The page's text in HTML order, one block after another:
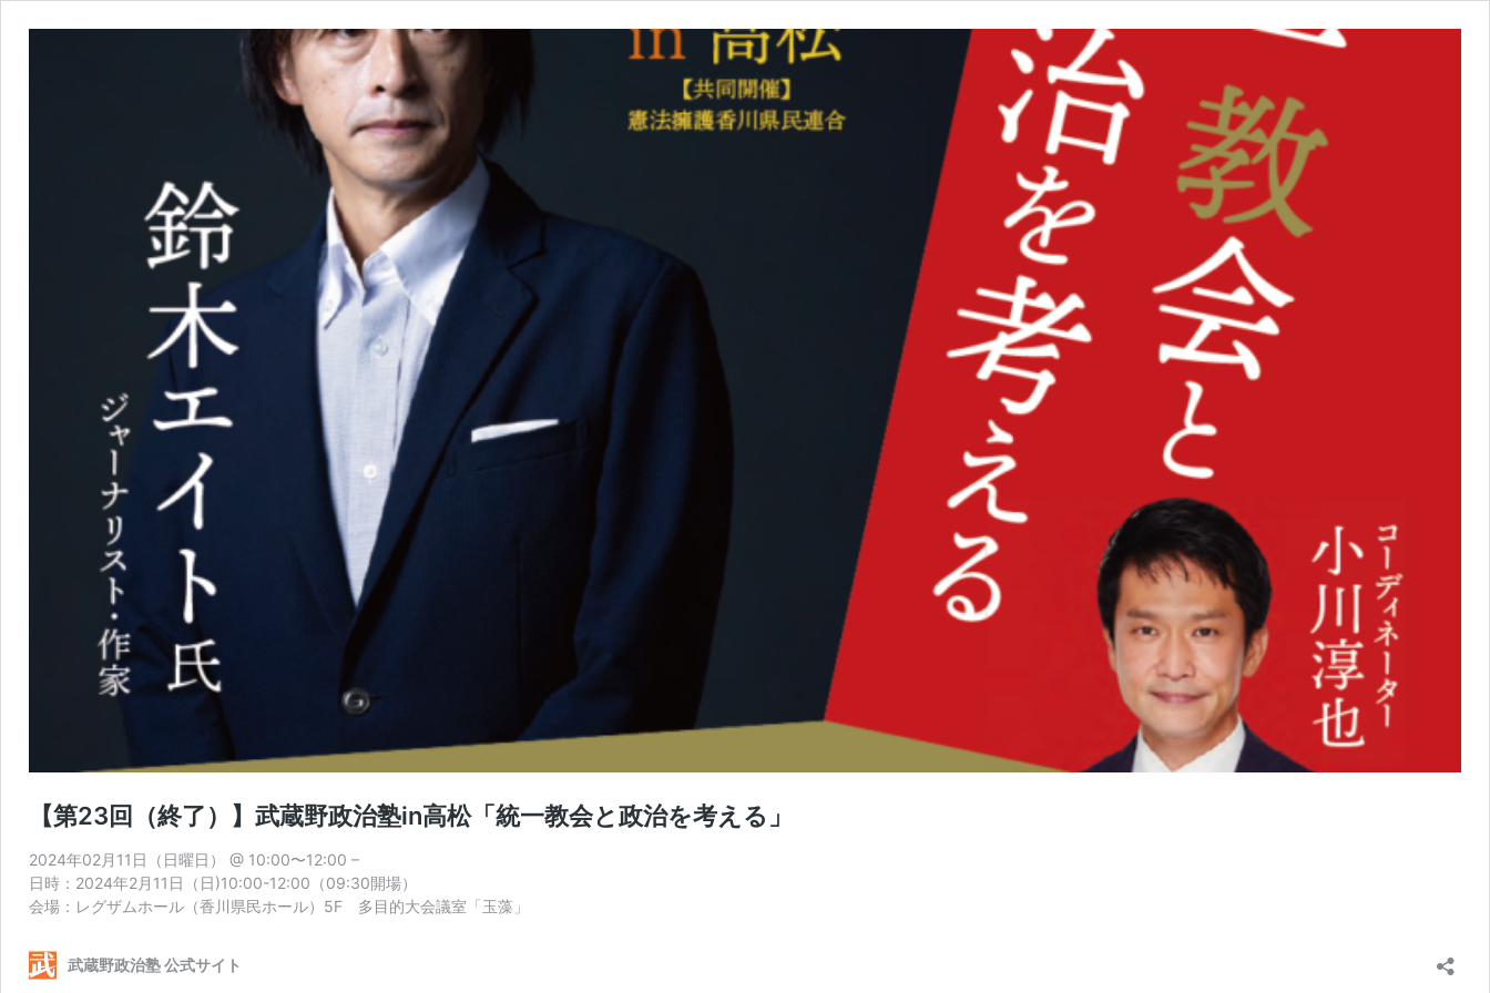
【第23回（終了）】武蔵野政治塾in高松「統一教会と政治を考える」
2024年02月11日（日曜日） @ 10:00〜12:00 –
日時：2024年2月11日（日)10:00-12:00（09:30開場）
会場：レグザムホール（香川県民ホール）5F 多目的大会議室「玉藻」
武蔵野政治塾 公式サイト